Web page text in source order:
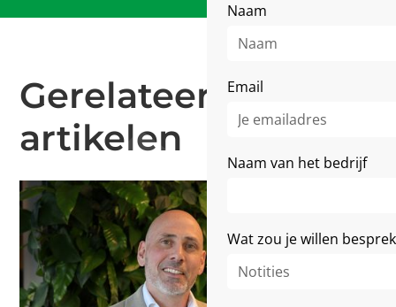
Naam
Email
Naam van het bedrijf
Wat zou je willen
Gerelateerde
artikelen